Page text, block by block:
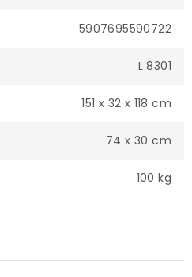
5907695590722
L 8301
151 x 32 x 118 cm
74 x 30 cm
100 kg